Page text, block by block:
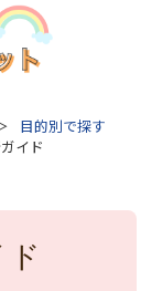
目的別で探す
イド